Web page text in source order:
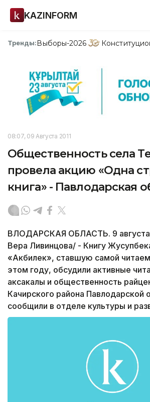
KAZINFORM
Тренды:Выборы-2026
08:07, 09 Августа 2011
Общественность села
провела акцию «Одна
книга» - Павлодарская
ВЛОДАРСКАЯ ОБЛАСТЬ. 9
Вера Ливинцова/ - Книгу
«Акбилек», ставшую самой
этом году, обсудили активные
аксакалы и общественность
Качирского района Павлодарской
сообщили в отделе культуры и